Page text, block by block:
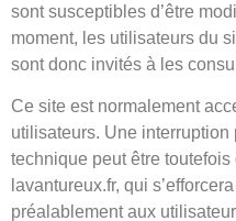
sont susceptibles d’être
moment, les utilisateurs du
sont donc invités à les
Ce site est normalement
utilisateurs. Une
technique peut être
lavantureux.fr, qui
préalablement aux